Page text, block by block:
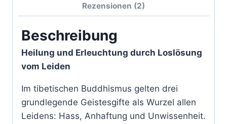
Rezensionen (2)
Beschreibung
Heilung und Erleuchtung durch Loslösung
vom Leiden
Im tibetischen Buddhismus gelten drei
grundlegende Geistesgifte als Wurzel allen
Leidens: Hass, Anhaftung und Unwissenheit.